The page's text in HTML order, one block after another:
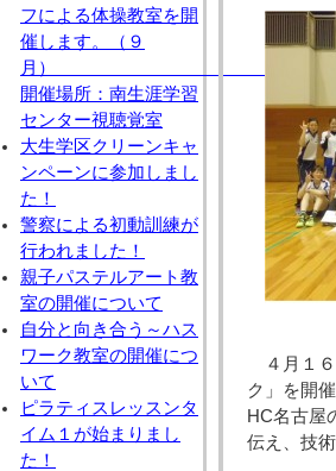
フによる体操教室を開
催します。（９
開催場所：南生涯学習
センター視聴覚室
大生学区クリーンキャ
ンペーンに参加しまし
た！
警察による初動訓練が
行われました！
親子パステルアート教
室の開催について
自分と向き合う～ハス
ワーク教室の開催につ
いて
ピラティスレッスンタ
イム１が始まりまし
た！
４月１
ク」を開
HC名古屋
伝え、技